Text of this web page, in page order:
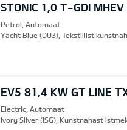
STONIC 1,0 T-GDI
Petrol, Automaat
Yacht Blue (DU3), Tekstiilist
EV5 81,4 KW GT LINE
Electric, Automaat
Ivory Silver (ISG), Kunstnahast